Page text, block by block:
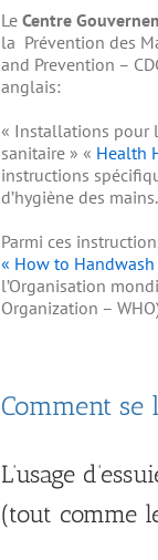
Le Centre
la Prévention des
and Prevention –
anglais:
« Installations pour
sanitaire » « Health
instructions
d’hygiène des mains.
Parmi ces
« How to Handwash
l’Organisation
Organization –
Comment se
L’usage
(tout comme